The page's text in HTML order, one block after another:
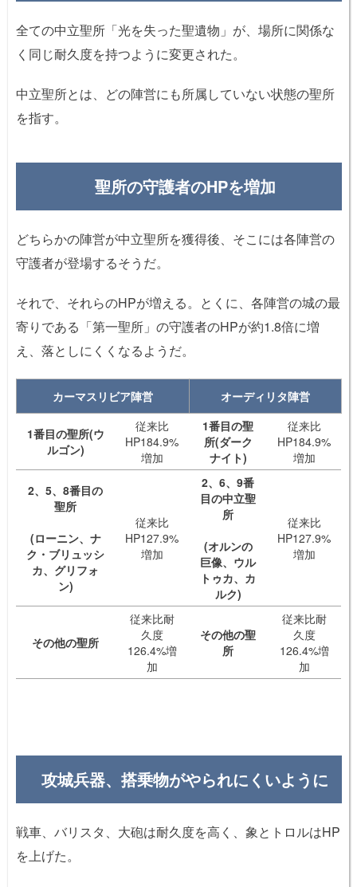
全ての中立聖所「光を失った聖遺物」が、場所に関係な
く同じ耐久度を持つように変更された。
中立聖所とは、どの陣営にも所属していない状態の聖所
を指す。
聖所の守護者のHPを増加
どちらかの陣営が中立聖所を獲得後、そこには各陣営の
守護者が登場するそうだ。
それで、それらのHPが増える。とくに、各陣営の城の最
寄りである「第一聖所」の守護者のHPが約1.8倍に増
え、落としにくくなるようだ。
カーマスリビア陣営 オーディリタ陣営
1番目の聖所(ウ
ルゴン)
従来比
HP184.9%
増加
1番目の聖
所(ダーク
ナイト)
従来比
HP184.9%
増加
2、5、8番目の
聖所
(ローニン、ナ
ク・ブリュッシ
カ、グリフォ
ン)
従来比
HP127.9%
増加
2、6、9番
目の中立聖
所
(オルンの
巨像、ウル
トゥカ、カ
ルク)
従来比
HP127.9%
増加
その他の聖所
従来比耐
久度
126.4%増
加
その他の聖
所
従来比耐
久度
126.4%増
加
攻城兵器、搭乗物がやられにくいように
戦車、バリスタ、大砲は耐久度を高く、象とトロルはHP
を上げた。